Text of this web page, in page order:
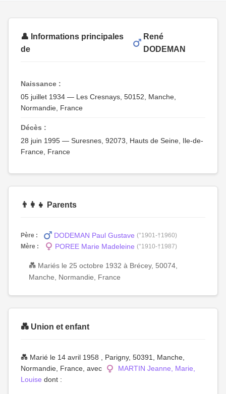
👤 Informations principales
de
René
DODEMAN
Naissance :
05 juillet 1934 — Les Cresnays, 50152, Manche,
Normandie, France
Décès :
28 juin 1995 — Suresnes, 92073, Hauts de Seine, Ile-de-
France, France
👨‍👩‍👧 Parents
Père : DODEMAN Paul Gustave (°1901-†1960)
Mère :
POREE Marie Madeleine (°1910-†1987)
💑 Mariés le 25 octobre 1932 à Brécey, 50074,
Manche, Normandie, France
💑 Union et enfant
💑 Marié le 14 avril 1958 , Parigny, 50391, Manche,
Normandie, France, avec
MARTIN Jeanne, Marie,
Louise dont :